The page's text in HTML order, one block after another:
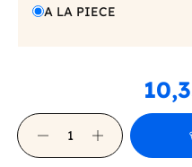
A LA PIECE